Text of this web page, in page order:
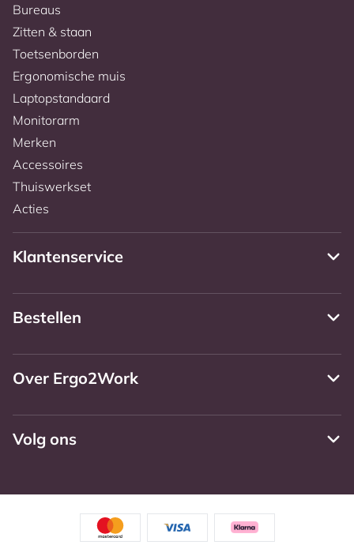
Bureaus
Zitten & staan
Toetsenborden
Ergonomische muis
Laptopstandaard
Monitorarm
Merken
Accessoires
Thuiswerkset
Acties
Klantenservice
Bestellen
Over Ergo2Work
Volg ons